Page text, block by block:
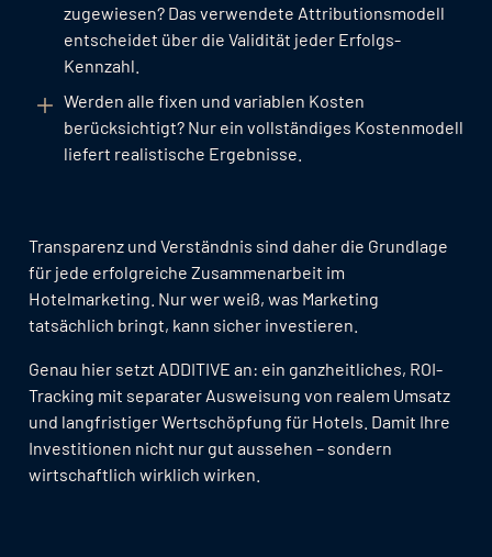
zugewiesen? Das verwendete Attributionsmodell
entscheidet über die Validität jeder Erfolgs-
Kennzahl.
Werden alle fixen und variablen Kosten
berücksichtigt? Nur ein vollständiges Kostenmodell
liefert realistische Ergebnisse.
Transparenz und Verständnis sind daher die Grundlage
für jede erfolgreiche Zusammenarbeit im
Hotelmarketing. Nur wer weiß, was Marketing
tatsächlich bringt, kann sicher investieren.
Genau hier setzt ADDITIVE an: ein ganzheitliches, ROI-
Tracking mit separater Ausweisung von realem Umsatz
und langfristiger Wertschöpfung für Hotels. Damit Ihre
Investitionen nicht nur gut aussehen – sondern
wirtschaftlich wirklich wirken.